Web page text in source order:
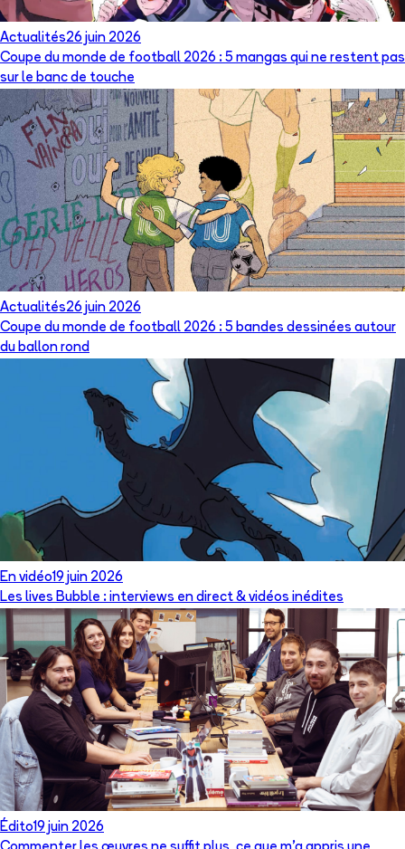
Actualités26 juin 2026
Coupe du monde de football 2026 : 5 mangas qui ne restent pas
sur le banc de touche
Actualités26 juin 2026
Coupe du monde de football 2026 : 5 bandes dessinées autour
du ballon rond
En vidéo19 juin 2026
Les lives Bubble : interviews en direct & vidéos inédites
Édito19 juin 2026